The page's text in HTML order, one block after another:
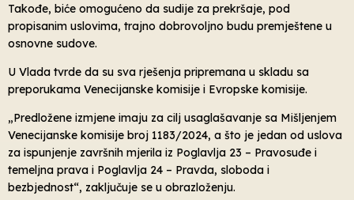
Takođe, biće omogućeno da sudije za prekršaje, pod
propisanim uslovima, trajno dobrovoljno budu premještene u
osnovne sudove.
U Vlada tvrde da su sva rješenja pripremana u skladu sa
preporukama Venecijanske komisije i Evropske komisije.
„Predložene izmjene imaju za cilj usaglašavanje sa Mišljenjem
Venecijanske komisije broj 1183/2024, a što je jedan od uslova
za ispunjenje završnih mjerila iz Poglavlja 23 – Pravosuđe i
temeljna prava i Poglavlja 24 – Pravda, sloboda i
bezbjednost“, zaključuje se u obrazloženju.